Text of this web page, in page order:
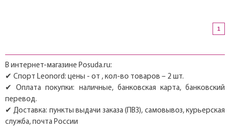
1
В интернет-магазине Posuda.ru:
✔ Спорт Leonord: цены - от , кол-во товаров – 2 шт.
✔ Оплата покупки: наличные, банковская карта, банковский
перевод.
✔ Доставка: пункты выдачи заказа (ПВЗ), самовывоз, курьерская
служба, почта России